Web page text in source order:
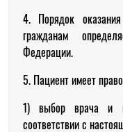
4. Порядок
гражданам
Федерации.
5. Пациент имеет
1) выбор врача и
соответствии с